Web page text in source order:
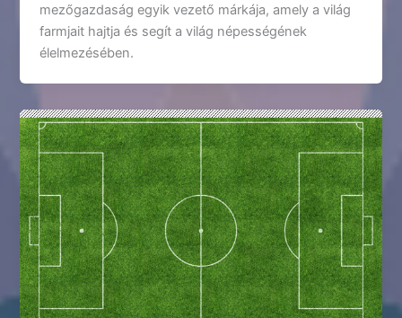
mezőgazdaság egyik vezető márkája, amely a világ
farmjait hajtja és segít a világ népességének
élelmezésében.